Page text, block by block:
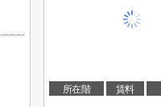
所在階 賃料